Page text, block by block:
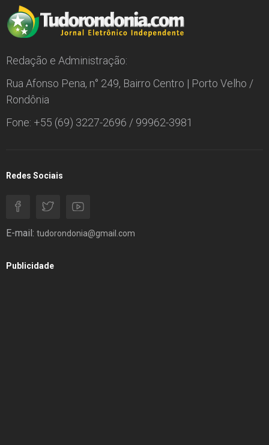
Redação e Administração:
Rua Afonso Pena, n° 249, Bairro Centro | Porto Velho /
Rondônia
Fone: +55 (69) 3227-2696 / 99962-3981
Redes Sociais
E-mail: tudorondonia@gmail.com
Publicidade